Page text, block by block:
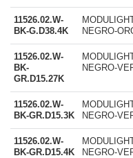
11526.02.W-
BK-G.D38.4K
NEGRO-
11526.02.W-
BK-
GR.D15.27K
NEGRO-
11526.02.W-
BK-GR.D15.3K
NEGRO-
11526.02.W-
BK-GR.D15.4K
NEGRO-